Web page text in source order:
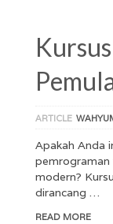
ARTICLE
Apakah Anda
pemrograman
modern?
dirancang …
READ MORE